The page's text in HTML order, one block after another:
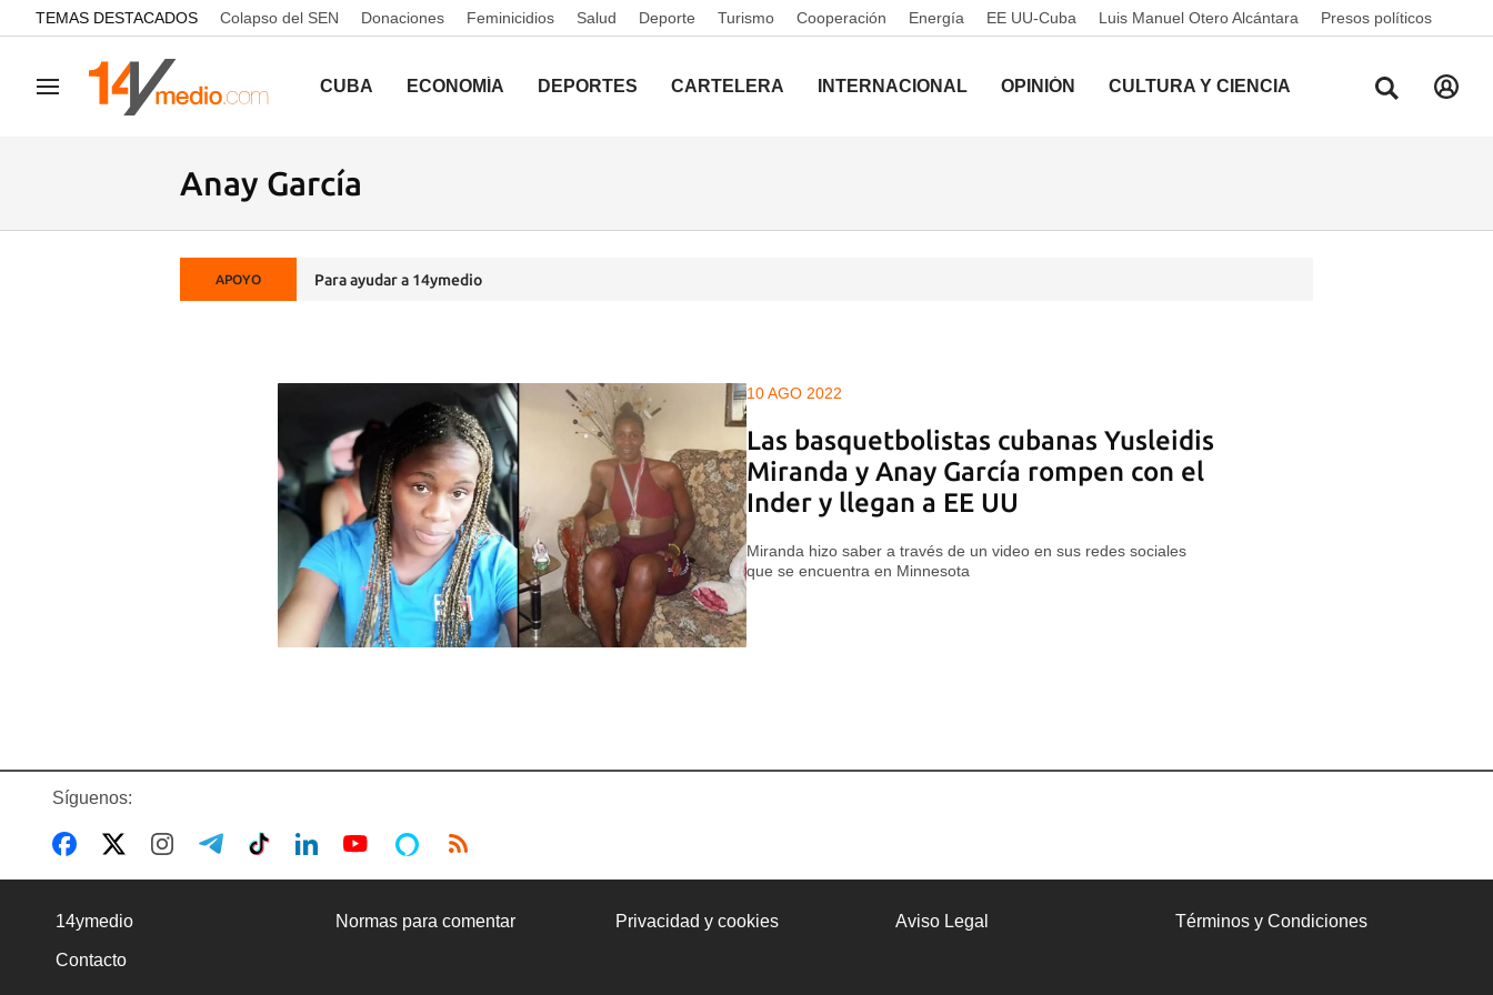
common.go-to-content
TEMAS DESTACADOS Colapso del SEN Donaciones Feminicidios Salud Deporte Turismo Cooperación Energía EE UU-Cuba Luis Manuel Otero Alcántara Presos políticos
Navegación CUBA ECONOMÍA DEPORTES CARTELERA INTERNACIONAL OPINIÓN CULTURA Y CIENCIA
Anay García
APOYO Para ayudar a 14ymedio
10 AGO 2022
Las basquetbolistas cubanas Yusleidis
Miranda y Anay García rompen con el
Inder y llegan a EE UU
Miranda hizo saber a través de un video en sus redes sociales
que se encuentra en Minnesota
Síguenos:
14ymedio Normas para comentar Privacidad y cookies Aviso Legal Términos y Condiciones
Contacto